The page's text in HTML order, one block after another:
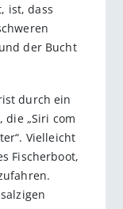
ist, dass
der Bucht
durch ein
die „Siri com
Vielleicht
Fischerboot,